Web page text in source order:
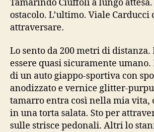
Tamarindo Ciuffoli a lungo
ostacolo. L’ultimo. Viale Carducci
attraversare.
Lo sento da 200 metri di distanza.
essere quasi sicuramente umano.
di un auto giappo-sportiva con
anodizzato e vernice glitter-
tamarro entra così nella mia vita,
in una torta salata. Sto per
sulle strisce pedonali. Altri lo